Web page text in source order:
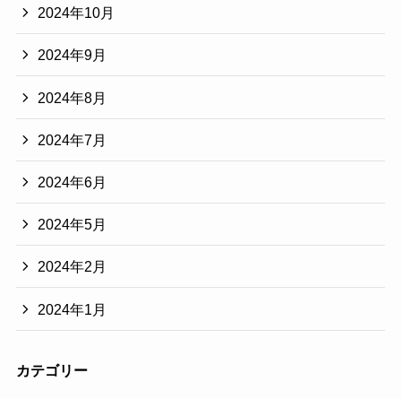
2024年10月
2024年9月
2024年8月
2024年7月
2024年6月
2024年5月
2024年2月
2024年1月
カテゴリー